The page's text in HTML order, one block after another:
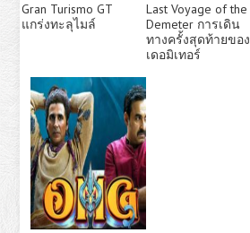
Gran Turismo GT
แกร่งทะลุไมล์
Last Voyage of the
Demeter การเดิน
ทางครั้งสุดท้ายของ
เดอมิเทอร์